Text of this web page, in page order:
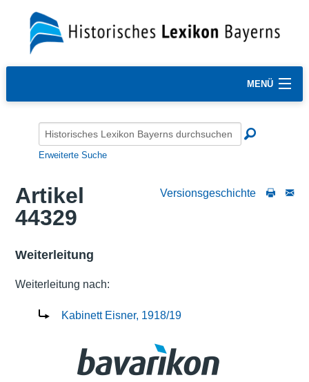
MENÜ
Erweiterte Suche
Versionsgeschichte
Artikel
44329
Weiterleitung
Weiterleitung nach:
Kabinett Eisner, 1918/19